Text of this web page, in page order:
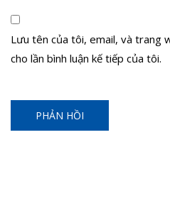
Lưu tên của tôi, email, và trang
cho lần bình luận kế tiếp của tôi.